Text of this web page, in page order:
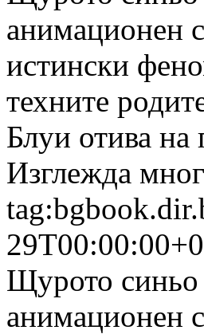
анимационен
истински
техните
Блуи отива на
Изглежда
Щурото синьо
анимационен